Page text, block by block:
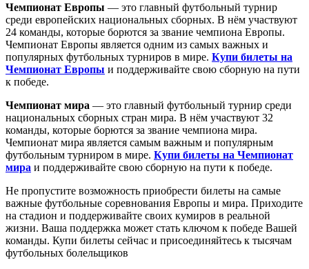
Чемпионат Европы — это главный футбольный турнир
среди европейских национальных сборных. В нём участвуют
24 команды, которые борются за звание чемпиона Европы.
Чемпионат Европы является одним из самых важных и
популярных футбольных турниров в мире. Купи билеты на
Чемпионат Европы и поддерживайте свою сборную на пути
к победе.
Чемпионат мира — это главный футбольный турнир среди
национальных сборных стран мира. В нём участвуют 32
команды, которые борются за звание чемпиона мира.
Чемпионат мира является самым важным и популярным
футбольным турниром в мире. Купи билеты на Чемпионат
мира и поддерживайте свою сборную на пути к победе.
Не пропустите возможность приобрести билеты на самые
важные футбольные соревнования Европы и мира. Приходите
на стадион и поддерживайте своих кумиров в реальной
жизни. Ваша поддержка может стать ключом к победе Вашей
команды. Купи билеты сейчас и присоединяйтесь к тысячам
футбольных болельщиков